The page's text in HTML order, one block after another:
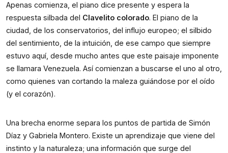
Apenas comienza, el piano dice presente y espera la
respuesta silbada del Clavelito colorado. El piano de la
ciudad, de los conservatorios, del influjo europeo; el silbido
del sentimiento, de la intuición, de ese campo que siempre
estuvo aquí, desde mucho antes que este paisaje imponente
se llamara Venezuela. Así comienzan a buscarse el uno al otro,
como quienes van cortando la maleza guiándose por el oído
(y el corazón).
Una brecha enorme separa los puntos de partida de Simón
Díaz y Gabriela Montero. Existe un aprendizaje que viene del
instinto y la naturaleza; una información que surge del